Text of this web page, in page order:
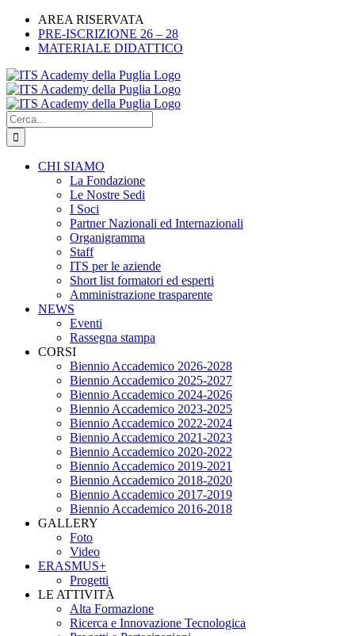
Salta
contenuto
Facebook
LinkedIn
Instagram
YouTube
Tiktok AREA RISERVATA
PRE-ISCRIZIONE 26 – 28
MATERIALE DIDATTICO
Cerca
per:
CHI SIAMO
La Fondazione
Le Nostre Sedi
I Soci
Partner Nazionali ed Internazionali
Organigramma
Staff
ITS per le aziende
Short list formatori ed esperti
Amministrazione trasparente
NEWS
Eventi
Rassegna stampa
CORSI
Biennio Accademico 2026-2028
Biennio Accademico 2025-2027
Biennio Accademico 2024-2026
Biennio Accademico 2023-2025
Biennio Accademico 2022-2024
Biennio Accademico 2021-2023
Biennio Accademico 2020-2022
Biennio Accademico 2019-2021
Biennio Accademico 2018-2020
Biennio Accademico 2017-2019
Biennio Accademico 2016-2018
GALLERY
Foto
Video
ERASMUS+
Progetti
LE ATTIVITÀ
Alta Formazione
Ricerca e Innovazione Tecnologica